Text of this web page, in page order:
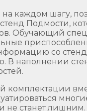
каждом шагу,
Подмости,
Обучающий
со
В наполнении
станет